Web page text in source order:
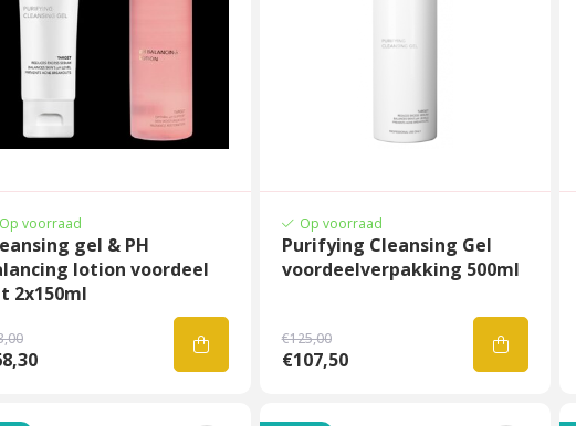
Op voorraad
gel & PH
lotion voordeel
2x150ml
Op voorraad
Purifying Cleansing Gel
voordeelverpakking 500ml
€125,00
€107,50